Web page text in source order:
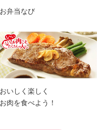
お弁当なび
おいしく楽しく
お肉を食べよう！